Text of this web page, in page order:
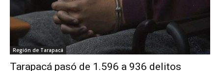
Región de Tarapacá
Tarapacá pasó de 1.596 a 936 delitos